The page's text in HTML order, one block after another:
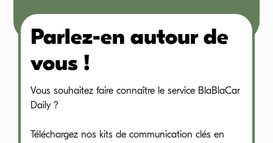
Parlez-en autour de
vous !
Vous souhaitez faire connaître le service BlaBlaCar
Daily ?
Téléchargez nos kits de communication clés en